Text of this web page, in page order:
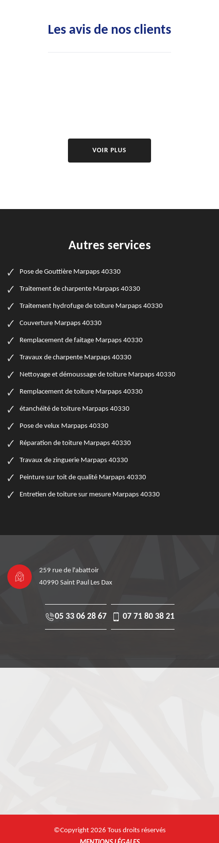
Les avis de nos clients
VOIR PLUS
Autres services
Pose de Gouttière Marpaps 40330
Traitement de charpente Marpaps 40330
Traitement hydrofuge de toiture Marpaps 40330
Couverture Marpaps 40330
Remplacement de faitage Marpaps 40330
Travaux de charpente Marpaps 40330
Nettoyage et démoussage de toiture Marpaps 40330
Remplacement de toiture Marpaps 40330
étanchéité de toiture Marpaps 40330
Pose de velux Marpaps 40330
Réparation de toiture Marpaps 40330
Travaux de zinguerie Marpaps 40330
Peinture sur toit de qualité Marpaps 40330
Entretien de toiture sur mesure Marpaps 40330
259 rue de l'abattoir
40990 Saint Paul Les Dax
05 33 06 28 67 07 71 80 38 21
©Copyright 2026 Tous droits réservés